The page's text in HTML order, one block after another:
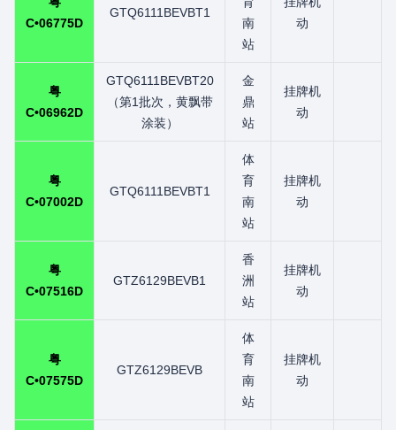
C•06775D
GTQ6111BEVBT1
南
站
动
粤
C•06962D
GTQ6111BEVBT20
（第1批次，黄飘带
涂装）
金
鼎
站
挂牌机
动
粤
C•07002D
GTQ6111BEVBT1
体
育
南
站
挂牌机
动
粤
C•07516D
GTZ6129BEVB1
香
洲
站
挂牌机
动
粤
C•07575D
GTZ6129BEVB
体
育
南
站
挂牌机
动